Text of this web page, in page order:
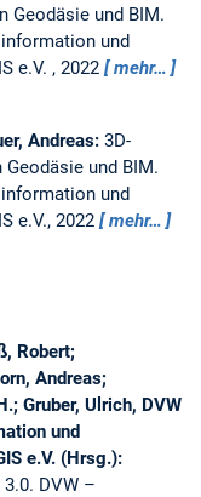
Geodäsie und BIM.
und
e.V. , 2022
mehr…
Andreas: 3D-
Geodäsie und BIM.
und
e.V., 2022
mehr…
Robert;
Andreas;
Gruber, Ulrich, DVW
und
e.V. (Hrsg.):
DVW –